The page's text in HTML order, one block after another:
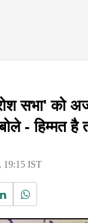
सभा' को
- हिम्मत है
19:15 IST